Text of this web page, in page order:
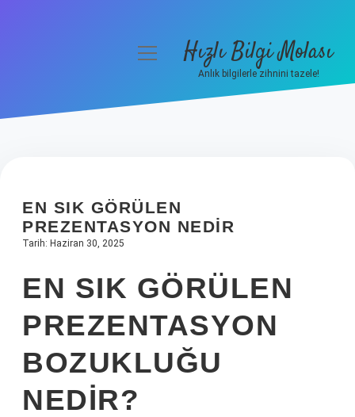
Hakkımızda
menüyüHızlı Bilgi Molası
Anlık bilgilerle zihnini tazele!
EN SIK GÖRÜLEN
PREZENTASYON NEDIR
Tarih: Haziran 30, 2025
EN SIK GÖRÜLEN
PREZENTASYON
BOZUKLUĞU
NEDIR?